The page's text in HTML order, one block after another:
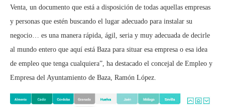
Venta, un documento que está a disposición de todas aquellas empresas
y personas que estén buscando el lugar adecuado para instalar su
negocio… es una manera rápida, ágil, seria y muy adecuada de decirle
al mundo entero que aquí está Baza para situar esa empresa o esa idea
de empleo que tenga cualquiera”, ha destacado el concejal de Empleo y
Empresa del Ayuntamiento de Baza, Ramón López.